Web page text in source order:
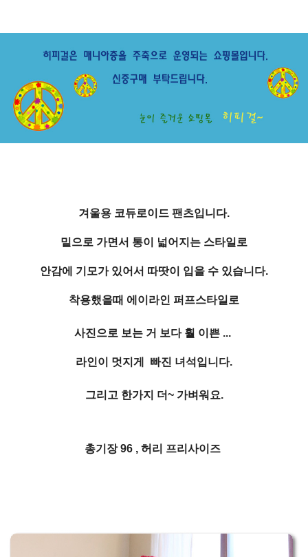
겨울용 코듀로이드 팬츠입니다.
밑으로 가면서 통이 넓어지는 스타일로
안감에 기모가 있어서 따땃이 입을 수 있습니다.
착용했을때 에이라인 퍼프스타일로
사진으로 보는 거 보다 훨 이쁜 ...
라인이 멋지게 빠진 녀석입니다.
그리고 한가지 더~ 가벼워요.
총기장 96 , 허리 프리사이즈